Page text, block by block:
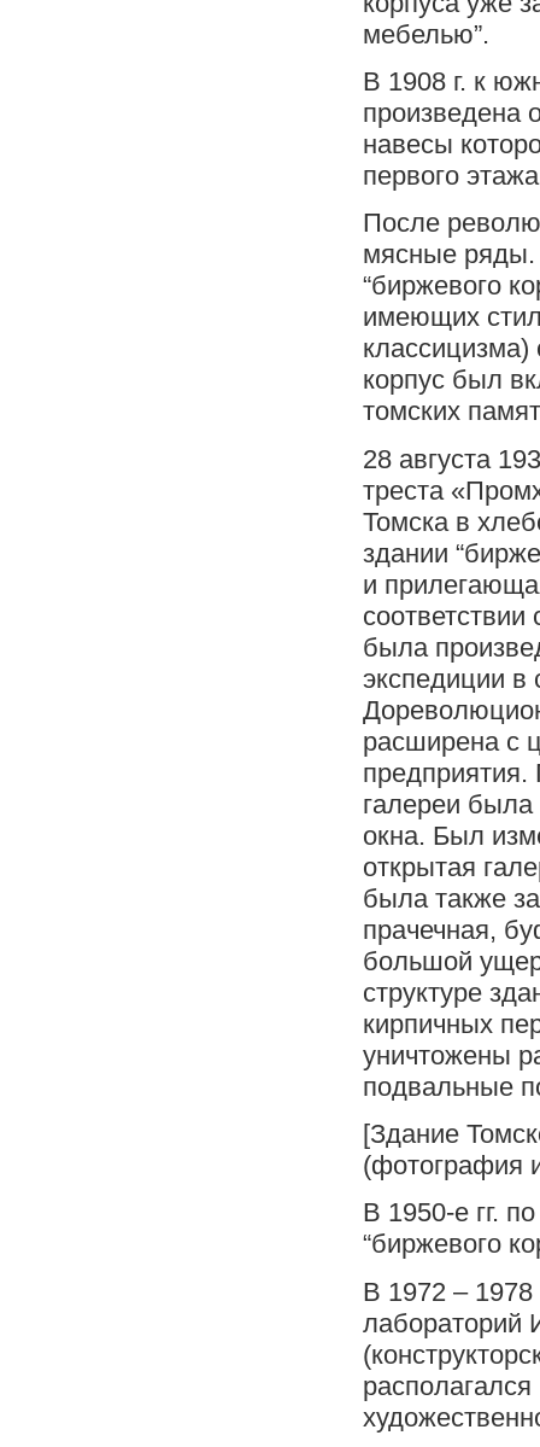
мебелью”.
В 1908 г. к
произведена
навесы
первого
После
мясные ряды.
“биржевого
имеющих
классицизма)
корпус был
томских
28 августа
треста
Томска в
здании
и
была
экспедиции в
расширена с
предприятия.
галереи
окна. Был
открытая
была также
прачечная,
большой
структуре
кирпичных
уничтожены
подвальные
[Здание
(фотография
В 1950-е гг.
“биржевого
В 1972 – 1978